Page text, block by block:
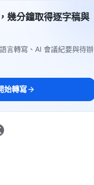
幾分鐘取得逐字稿與
言轉寫、AI 會議紀要與待辦
始轉寫